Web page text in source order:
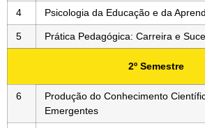
4 Psicologia da Educação e da
5 Prática Pedagógica: Carreira e
2º Semestre
6
Produção do Conhecimento
Emergentes